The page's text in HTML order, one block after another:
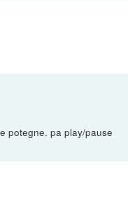
potegne. pa play/pause